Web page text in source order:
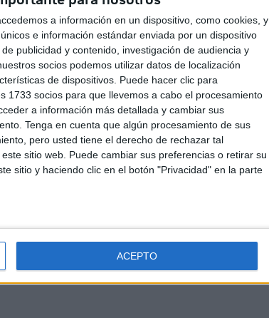
a información en un dispositivo, como cookies, y
e información estándar enviada por un dispositivo
publicidad y contenido, investigación de audiencia y
socios podemos utilizar datos de localización
de dispositivos. Puede hacer clic para
1733 socios para que llevemos a cabo el procesamiento
a información más detallada y cambiar sus
Tenga en cuenta que algún procesamiento de sus
pero usted tiene el derecho de rechazar tal
sitio web. Puede cambiar sus preferencias o retirar su
sitio y haciendo clic en el botón "Privacidad" en la parte
ACEPTO
hogares y 13.005
en Ceuta en julio
3 HORAS
de datos Política de cookies Política de privacidad